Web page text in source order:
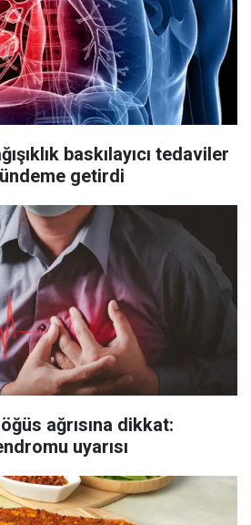
baskılayıcı tedaviler
getirdi
ağrısına dikkat:
uyarısı